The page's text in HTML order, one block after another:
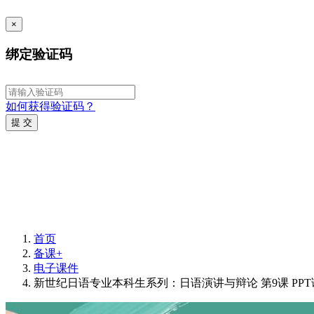
×
绑定验证码
如何获得验证码？
提 交
首页
备课+
电子课件
新世纪日语专业本科生系列：日语演讲与辩论 第9课 PPT